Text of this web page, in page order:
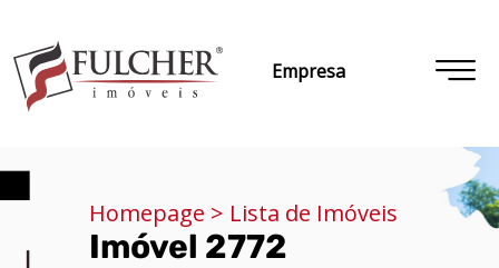
Empresa
Homepage > Lista de Imóveis
Imóvel 2772